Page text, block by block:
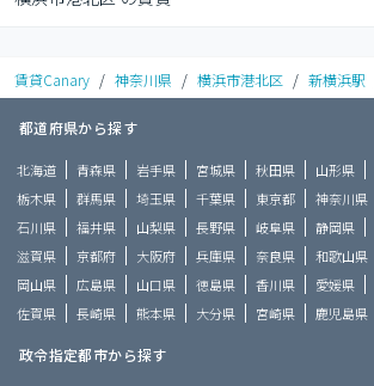
賃貸Canary / 神奈川県 / 横浜市港北区 / 新横浜駅
都道府県から探す
北海道 青森県 岩手県 宮城県 秋田県 山形県
栃木県
群馬県 埼玉県 千葉県 東京都 神奈川県
石川県
福井県 山梨県 長野県 岐阜県 静岡県
滋賀県
京都府 大阪府 兵庫県 奈良県 和歌山県
岡山県
広島県 山口県 徳島県 香川県 愛媛県
佐賀県
長崎県 熊本県 大分県 宮崎県 鹿児島県
政令指定都市から探す